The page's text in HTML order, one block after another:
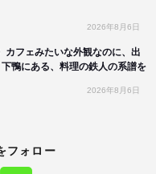
2026年8月6日
カフェみたいな外観なのに、出
鴨にある、料理の鉄人の系譜を
2026年8月6日
フォロー